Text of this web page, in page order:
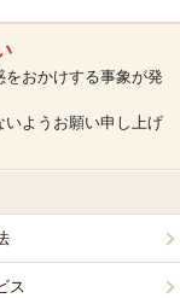
をおかけする事象が発
いようお願い申し上げ
ス